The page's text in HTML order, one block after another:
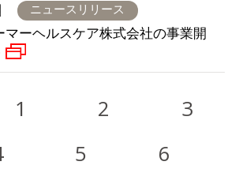
ニュースリリース
マーヘルスケア株式会社の事業開
1 2
3
5
6